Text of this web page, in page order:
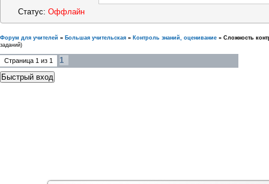
Статус: Оффлайн
Форум для учителей » Большая учительская » Контроль знаний, оценивание » Сложность
заданий)
Страница 1 из 1 1